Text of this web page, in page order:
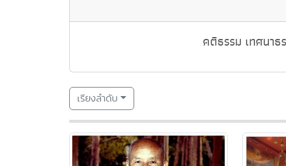
คติธรรม เทศนา
เรียงลำดับ